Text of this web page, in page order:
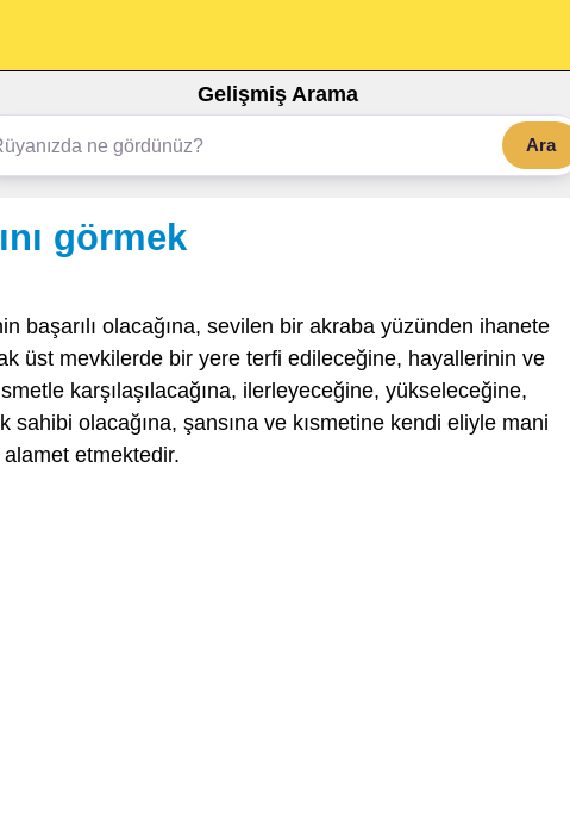
Gelişmiş Arama
Ara
görmek
başarılı olacağına, sevilen bir akraba yüzünden ihanete
üst mevkilerde bir yere terfi edileceğine, hayallerinin ve
karşılaşılacağına, ilerleyeceğine, yükseleceğine,
sahibi olacağına, şansına ve kısmetine kendi eliyle mani
alamet etmektedir.